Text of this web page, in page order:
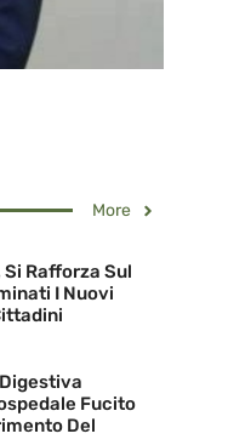
More
Rafforza Sul
I Nuovi
Fucito
Del